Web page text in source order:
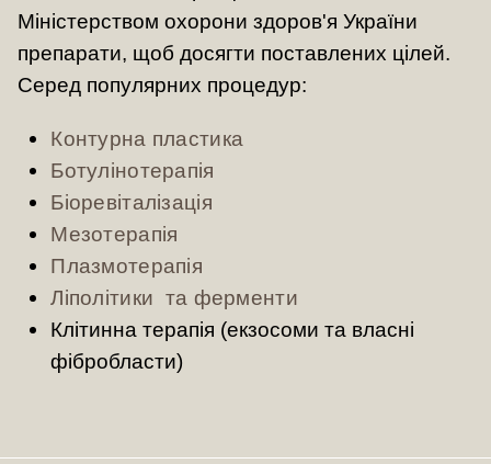
Міністерством охорони здоров'я України
препарати, щоб досягти поставлених цілей.
Серед популярних процедур:
Контурна пластика
Ботулінотерапія
Біоревіталізація
Мезотерапія
Плазмотерапія
Ліполітики та ферменти
Клітинна терапія (екзосоми та власні
фібробласти)